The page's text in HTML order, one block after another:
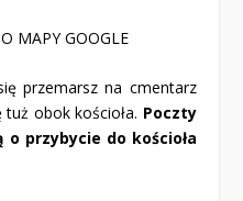
MAPY GOOGLE
przemarsz na cmentarz
obok kościoła. Poczty
przybycie do kościoła